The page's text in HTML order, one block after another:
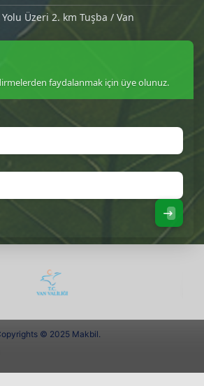
Yolu Üzeri 2. km Tuşba / Van
faydalanmak için üye olunuz.
© 2025 Makbil.